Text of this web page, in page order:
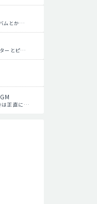
ムとか…
ターとピ…
は正直に…